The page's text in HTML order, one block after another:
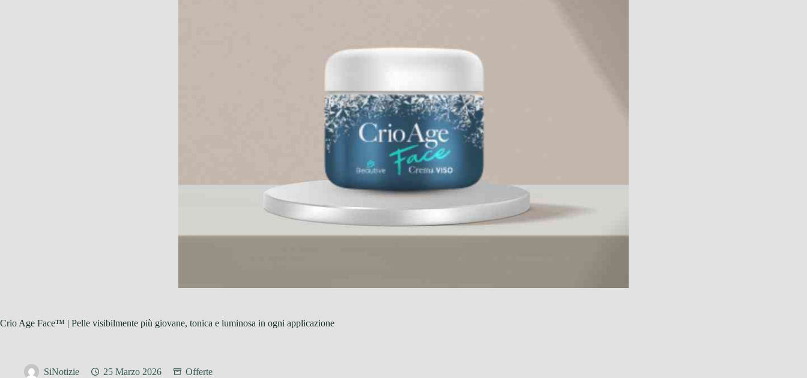
Crio Age Face™ | Pelle visibilmente più giovane, tonica e luminosa in ogni applicazione
SiNotizie 25 Marzo 2026 Offerte